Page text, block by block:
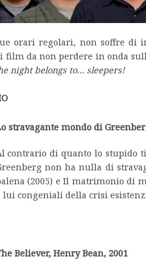
orari regolari, non soffre di
film da non perdere in onda
night belongs to... sleepers!
stravagante mondo di
contrario di quanto lo stupido
non ha nulla di
(2005) e Il matrimonio di
lui congeniali della crisi
Believer, Henry Bean, 2001